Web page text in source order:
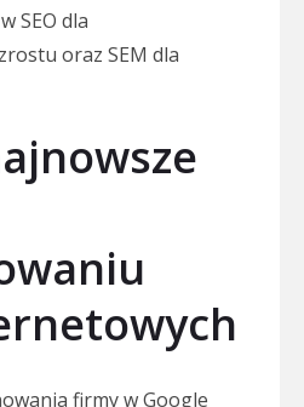
SEO dla
oraz SEM dla
firmy w Google